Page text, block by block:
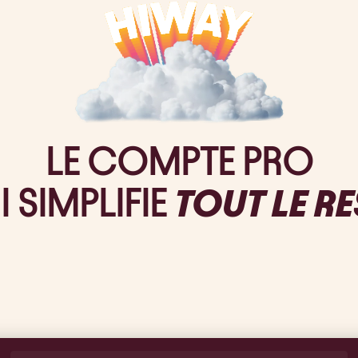
LE COMPTE PRO
SIMPLIFIE TOUT LE